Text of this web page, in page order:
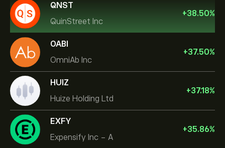
QNST
QuinStreet Inc
+38.50%
OABI
OmniAb Inc
+37.50%
HUIZ
Huize Holding Ltd
+37.18%
EXFY
Expensify Inc - A
+35.86%